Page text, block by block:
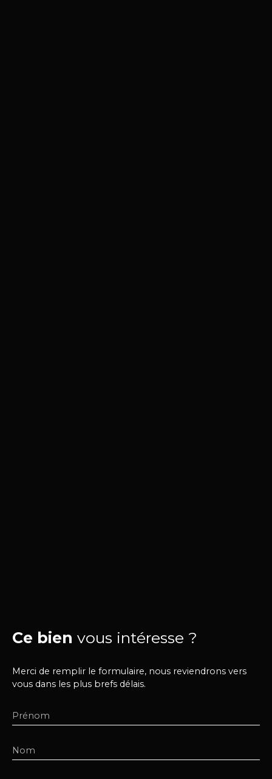
Ce bien vous intéresse ?
Merci de remplir le formulaire, nous reviendrons vers
vous dans les plus brefs délais.
Prénom
Nom